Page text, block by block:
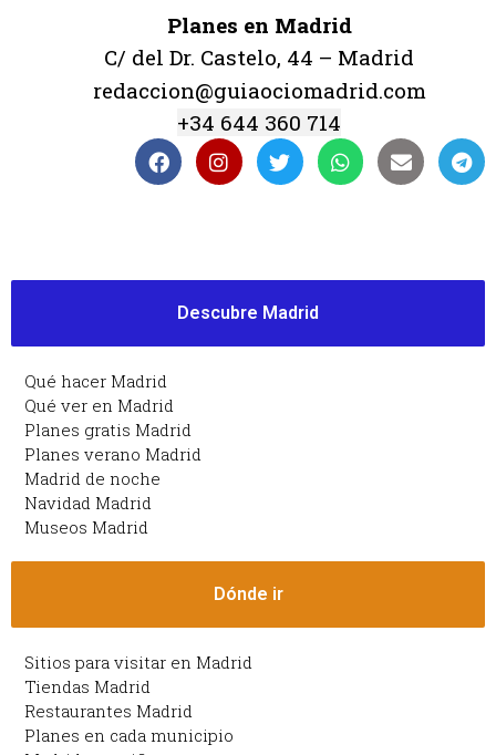
Planes en Madrid
C/ del Dr. Castelo, 44 – Madrid
redaccion@guiaociomadrid.com
+34 644 360 714
Descubre Madrid
Qué hacer Madrid
Qué ver en Madrid
Planes gratis Madrid
Planes verano Madrid
Madrid de noche
Navidad Madrid
Museos Madrid
Dónde ir
Sitios para visitar en Madrid
Tiendas Madrid
Restaurantes Madrid
Planes en cada municipio